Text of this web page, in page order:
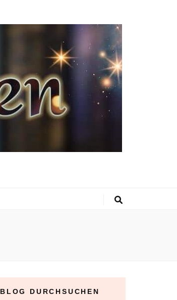
BLOG DURCHSUCHEN